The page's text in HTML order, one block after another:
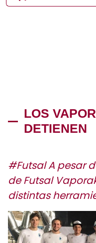
LOS
DETIENEN
#Futsal A pesar
de Futsal
distintas